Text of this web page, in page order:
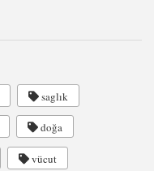
saglık
doğa
vücut